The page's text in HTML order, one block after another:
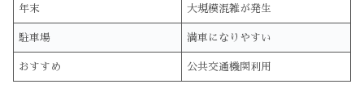
年末 大規模混雑が発生
駐車場 満車になりやすい
おすすめ 公共交通機関利用